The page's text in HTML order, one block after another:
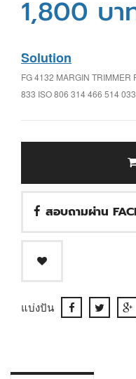
1,800 บา
Solution
FG 4132 MARGIN TRIMMER
833 ISO 806 314 466 514 033
สอบถามผ่าน
แบ่งปัน